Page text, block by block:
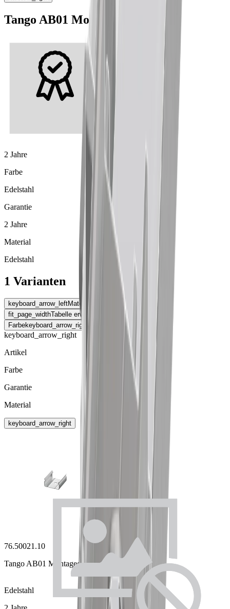
Tango AB01 Montageclip
2 Jahre
Farbe
Edelstahl
Garantie
2 Jahre
Material
Edelstahl
1 Varianten
keyboard_arrow_leftMaterial
fit_page_widthTabelle erweitern
Farbekeyboard_arrow_right
keyboard_arrow_right
Artikel
Farbe
Garantie
Material
keyboard_arrow_right
76.50021.10
Tango AB01 Montageclip
Edelstahl